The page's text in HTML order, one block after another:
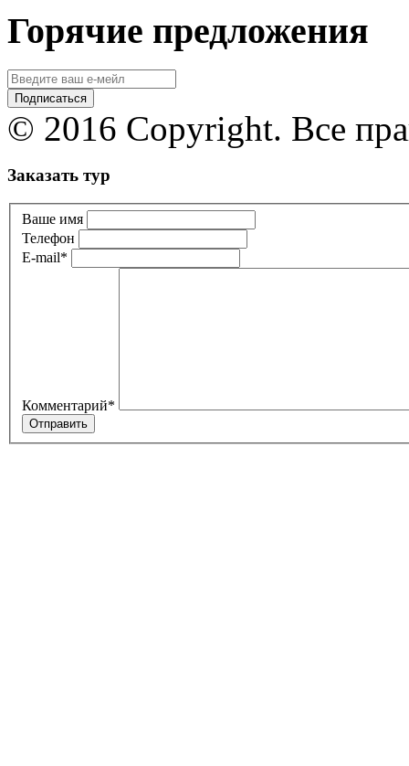
Горячие предложения
© 2016 Copyright. Все
Заказать тур
Ваше имя
Телефон
E-mail*
Комментарий*